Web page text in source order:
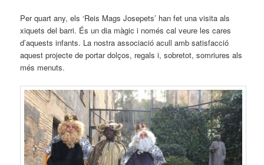
Per quart any, els ‘Reis Mags Josepets’ han fet una visita als
xiquets del barri. És un dia màgic i només cal veure les cares
d’aquests infants. La nostra associació acull amb satisfacció
aquest projecte de portar dolços, regals i, sobretot, somriures als
més menuts.